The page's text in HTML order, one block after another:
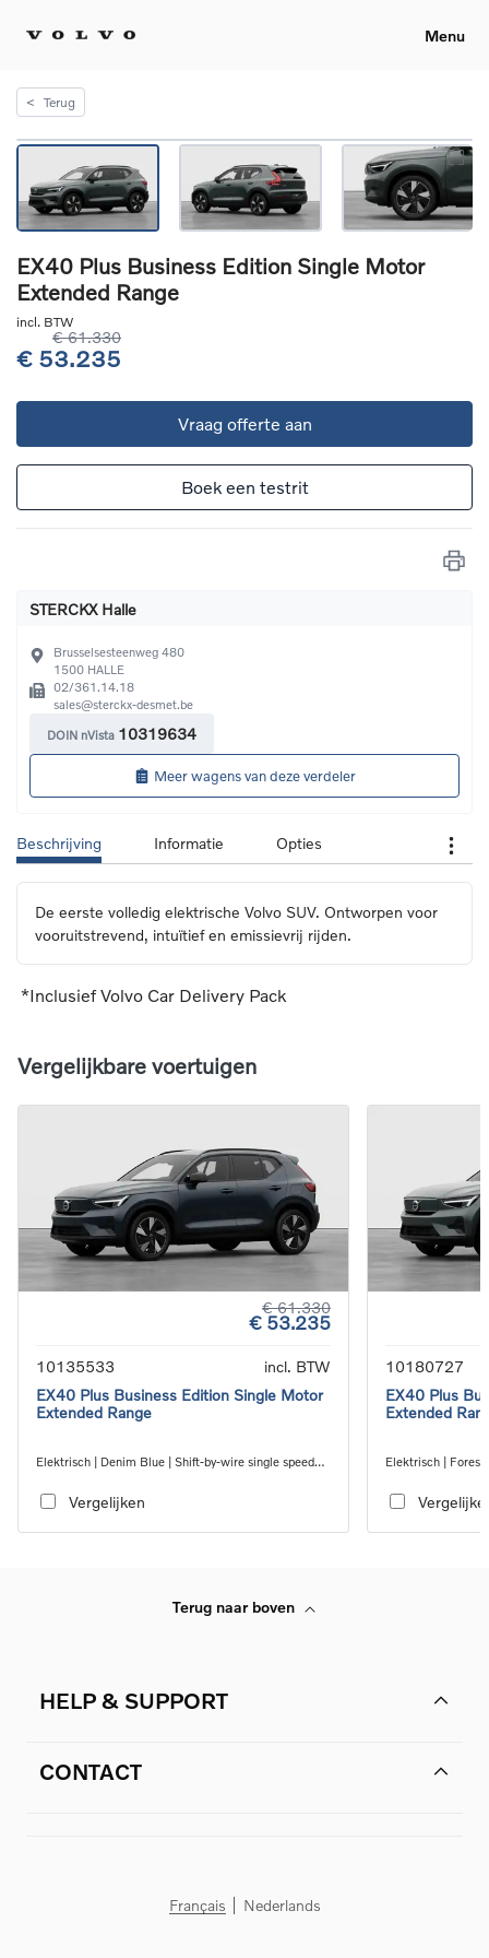
Menu
< Terug
EX40 Plus Business Edition Single Motor
Extended Range
incl. BTW
€ 61.330
€ 53.235
Vraag offerte aan
Boek een testrit
STERCKX Halle
Brusselsesteenweg 480
1500 HALLE
02/361.14.18
sales@sterckx-desmet.be
DOIN nVista 10319634
Meer wagens van deze verdeler
Beschrijving Informatie Opties
De eerste volledig elektrische Volvo SUV. Ontworpen voor
vooruitstrevend, intuïtief en emissievrij rijden.
*Inclusief Volvo Car Delivery Pack
Vergelijkbare voertuigen
€ 61.330
€ 53.235
10135533
incl. BTW
EX40 Plus Business Edition Single Motor
Extended Range
Elektrisch | Denim Blue | Shift-by-wire single speed
Vergelijken
10180727
EX40 Plus
Extended
Elektrisch | Forest
Terug naar boven
HELP & SUPPORT
CONTACT
Français Nederlands